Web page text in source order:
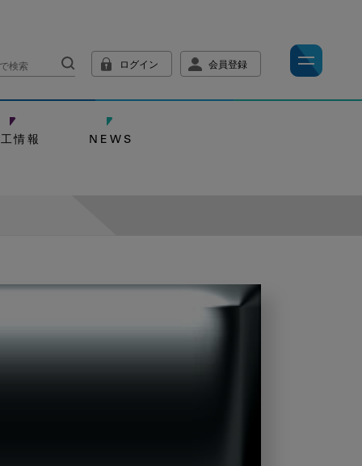
ログイン 会員登録
情報 NEWS